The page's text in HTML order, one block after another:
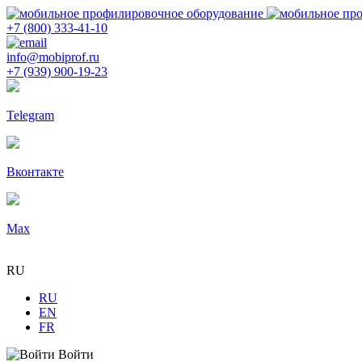
+7 (800) 333-41-10
info@mobiprof.ru
+7 (939) 900-19-23
Telegram
Вконтакте
Max
RU
RU
EN
FR
Войти